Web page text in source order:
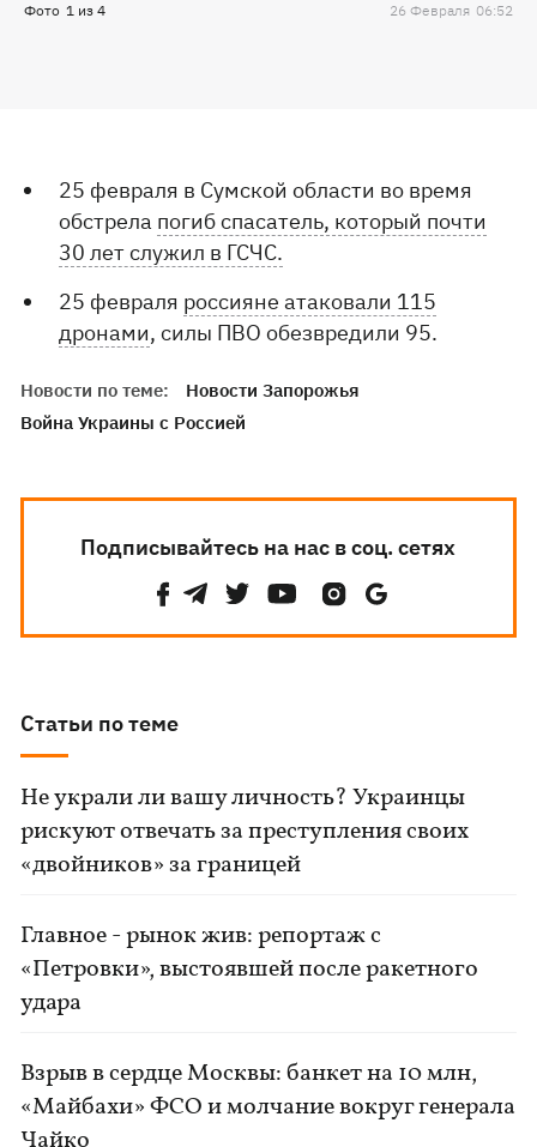
Фото 1 из 4 26 Февраля 06:52
25 февраля в Сумской области во время
обстрела погиб спасатель, который почти
30 лет служил в ГСЧС.
25 февраля россияне атаковали 115
дронами, силы ПВО обезвредили 95.
Новости по теме:
Новости Запорожья
Война Украины с Россией
Подписывайтесь на нас в соц. сетях
Статьи по теме
Не украли ли вашу личность? Украинцы
рискуют отвечать за преступления своих
«двойников» за границей
Главное - рынок жив: репортаж с
«Петровки», выстоявшей после ракетного
удара
Взрыв в сердце Москвы: банкет на 10 млн,
«Майбахи» ФСО и молчание вокруг генерала